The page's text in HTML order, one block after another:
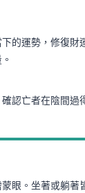
的運勢，修復財
認亡者在陰間過
眼。坐著或躺著